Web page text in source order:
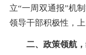
立“一周双通报”机
领导干部积极性，
二、政策领航，